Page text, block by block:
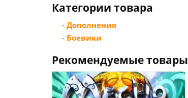
Категории товара
- Дополнения
- Боевики
Рекомендуемые товары